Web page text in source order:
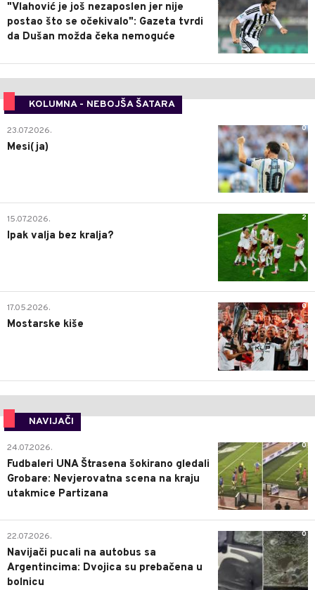
"Vlahović je još nezaposlen jer nije
postao što se očekivalo": Gazeta tvrdi
da Dušan možda čeka nemoguće
KOLUMNA - NEBOJŠA ŠATARA
0
23.07.2026.
Mesi(ja)
2
15.07.2026.
Ipak valja bez kralja?
0
17.05.2026.
Mostarske kiše
NAVIJAČI
0
24.07.2026.
Fudbaleri UNA Štrasena šokirano gledali
Grobare: Nevjerovatna scena na kraju
utakmice Partizana
0
22.07.2026.
Navijači pucali na autobus sa
Argentincima: Dvojica su prebačena u
bolnicu